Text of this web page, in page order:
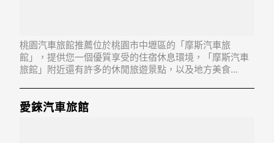
桃園汽車旅館推薦位於桃園市中壢區的「摩斯汽車旅
館」，提供您一個優質享受的住宿休息環境，「摩斯汽車
旅館」附近還有許多的休閒旅遊景點，以及地方美食...
愛錸汽車旅館